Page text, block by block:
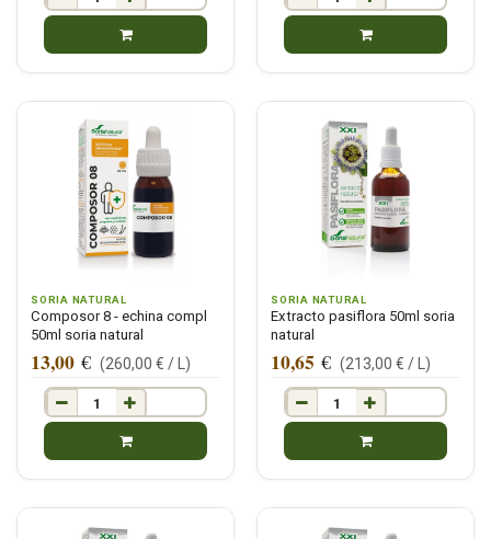
SORIA NATURAL
Composor 8 - echina compl
50ml soria natural
13,00 € (260,00 € / )
SORIA NATURAL
Extracto pasiflora 50ml soria
natural
10,65 € (213,00 € / )